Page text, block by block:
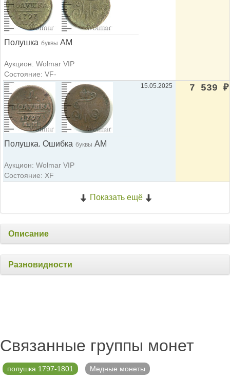
Полушка буквы АМ
Аукцион: Wolmar VIP
Состояние: VF-
Полушка. Ошибка буквы АМ
Аукцион: Wolmar VIP
Состояние: XF
15.05.2025 7 539 ₽
Показать ещё
Описание
Разновидности
Связанные группы монет
полушка 1797-1801 Медные монеты